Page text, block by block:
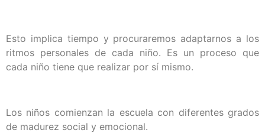
Esto implica tiempo y procuraremos adaptarnos a los
ritmos personales de cada niño. Es un proceso que
cada niño tiene que realizar por sí mismo.
Los niños comienzan la escuela con diferentes grados
de madurez social y emocional.